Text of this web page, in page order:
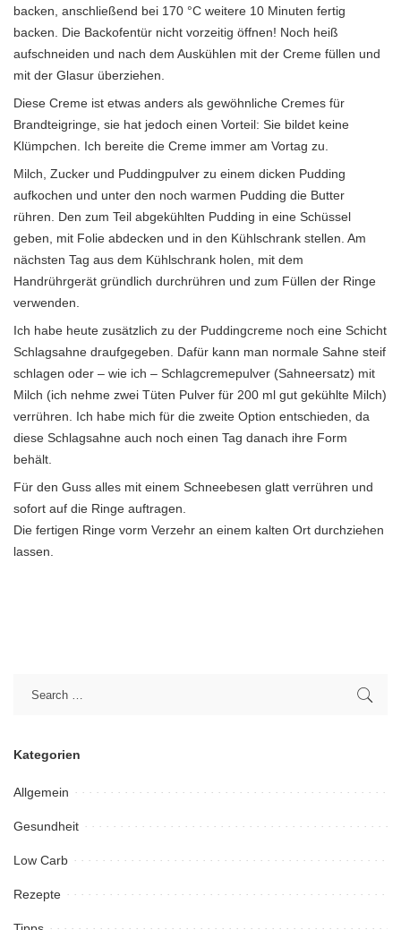
backen, anschließend bei 170 °C weitere 10 Minuten fertig
backen. Die Backofentür nicht vorzeitig öffnen! Noch heiß
aufschneiden und nach dem Auskühlen mit der Creme füllen und
mit der Glasur überziehen.
Diese Creme ist etwas anders als gewöhnliche Cremes für
Brandteigringe, sie hat jedoch einen Vorteil: Sie bildet keine
Klümpchen. Ich bereite die Creme immer am Vortag zu.
Milch, Zucker und Puddingpulver zu einem dicken Pudding
aufkochen und unter den noch warmen Pudding die Butter
rühren. Den zum Teil abgekühlten Pudding in eine Schüssel
geben, mit Folie abdecken und in den Kühlschrank stellen. Am
nächsten Tag aus dem Kühlschrank holen, mit dem
Handrührgerät gründlich durchrühren und zum Füllen der Ringe
verwenden.
Ich habe heute zusätzlich zu der Puddingcreme noch eine Schicht
Schlagsahne draufgegeben. Dafür kann man normale Sahne steif
schlagen oder – wie ich – Schlagcremepulver (Sahneersatz) mit
Milch (ich nehme zwei Tüten Pulver für 200 ml gut gekühlte Milch)
verrühren. Ich habe mich für die zweite Option entschieden, da
diese Schlagsahne auch noch einen Tag danach ihre Form
behält.
Für den Guss alles mit einem Schneebesen glatt verrühren und
sofort auf die Ringe auftragen.
Die fertigen Ringe vorm Verzehr an einem kalten Ort durchziehen
lassen.
Kategorien
Allgemein
Gesundheit
Low Carb
Rezepte